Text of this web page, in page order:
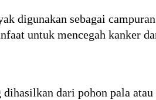
digunakan sebagai
untuk mencegah kanker
dihasilkan dari pohon pala